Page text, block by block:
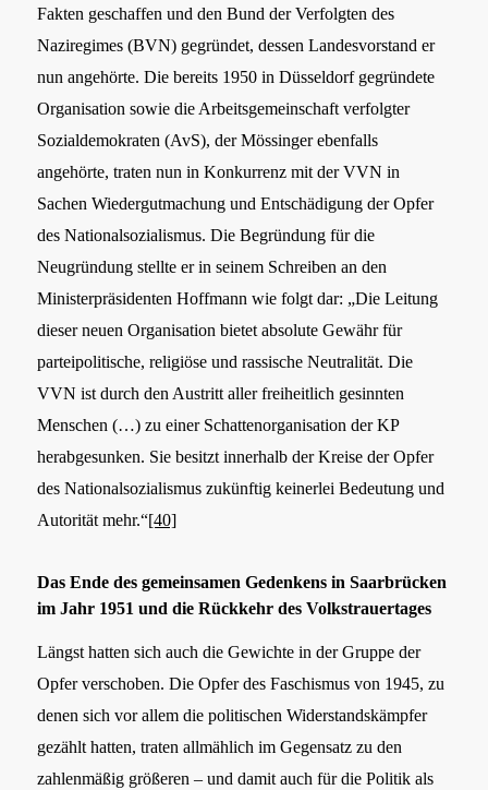
Fakten geschaffen und den Bund der Verfolgten des
Naziregimes (BVN) gegründet, dessen Landesvorstand er
nun angehörte. Die bereits 1950 in Düsseldorf gegründete
Organisation sowie die Arbeitsgemeinschaft verfolgter
Sozialdemokraten (AvS), der Mössinger ebenfalls
angehörte, traten nun in Konkurrenz mit der VVN in
Sachen Wiedergutmachung und Entschädigung der Opfer
des Nationalsozialismus. Die Begründung für die
Neugründung stellte er in seinem Schreiben an den
Ministerpräsidenten Hoffmann wie folgt dar: „Die Leitung
dieser neuen Organisation bietet absolute Gewähr für
parteipolitische, religiöse und rassische Neutralität. Die
VVN ist durch den Austritt aller freiheitlich gesinnten
Menschen (…) zu einer Schattenorganisation der KP
herabgesunken. Sie besitzt innerhalb der Kreise der Opfer
des Nationalsozialismus zukünftig keinerlei Bedeutung und
Autorität mehr.“[40]
Das Ende des gemeinsamen Gedenkens in Saarbrücken
im Jahr 1951 und die Rückkehr des Volkstrauertages
Längst hatten sich auch die Gewichte in der Gruppe der
Opfer verschoben. Die Opfer des Faschismus von 1945, zu
denen sich vor allem die politischen Widerstandskämpfer
gezählt hatten, traten allmählich im Gegensatz zu den
zahlenmäßig größeren – und damit auch für die Politik als